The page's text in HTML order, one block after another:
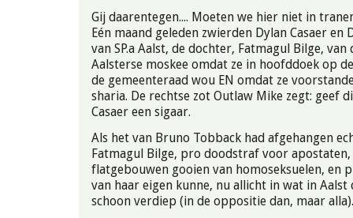
Gij daarentegen.... Moeten we hier niet in
Eén maand geleden zwierden Dylan Casaer en
van SP.a Aalst, de dochter, Fatmagul Bilge, van
Aalsterse moskee omdat ze in hoofddoek op
de gemeenteraad wou EN omdat ze
sharia. De rechtse zot Outlaw Mike zegt: geef
Casaer een sigaar.
Als het van Bruno Tobback had afgehangen
Fatmagul Bilge, pro doodstraf voor
flatgebouwen gooien van homoseksuelen, en
van haar eigen kunne, nu allicht in wat in
schoon verdiep (in de oppositie dan, maar alla).